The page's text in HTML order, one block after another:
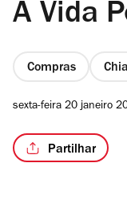
A Vida
Compras
sexta-feira 20 janeiro
Partilhar